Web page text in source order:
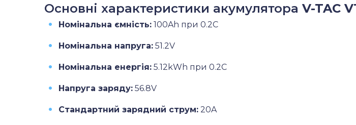
Основні характеристики акумулятора V-TAC
Номінальна ємність: 100Ah при 0.2C
Номінальна напруга: 51.2V
Номінальна енергія: 5.12kWh при 0.2C
Напруга заряду: 56.8V
Стандартний зарядний струм: 20A